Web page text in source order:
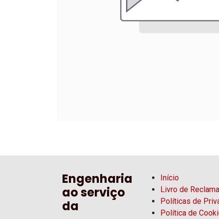
Engenharia
ao serviço
da
Início
Livro de
Políticas de
Política de